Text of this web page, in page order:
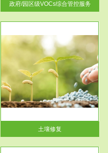
政府/园区级VOCs综合管控服务
土壤修复